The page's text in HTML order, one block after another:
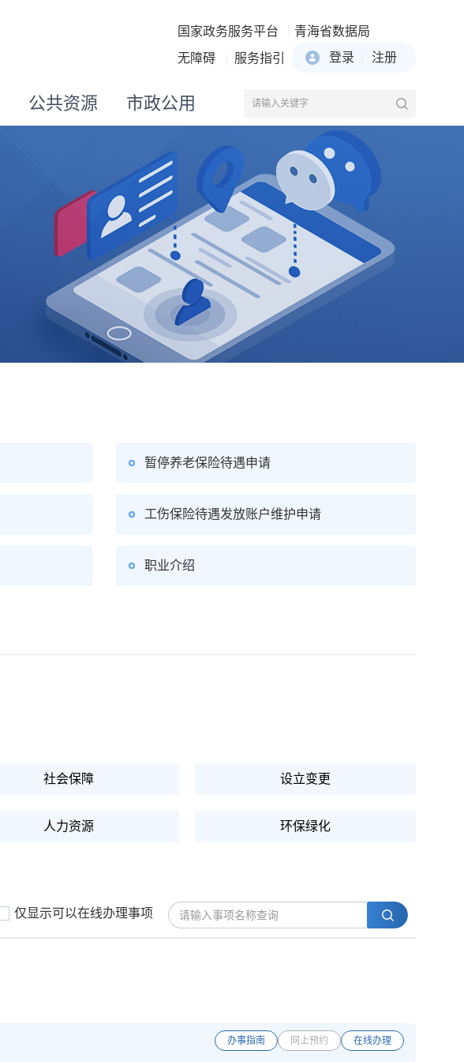
国家政务服务平台
青海省数据局
无障碍
服务指引 登录 注册
公共资源 市政公用
暂停养老保险待遇申请
工伤保险待遇发放账户维护申请
职业介绍
社会保障 设立变更
人力资源 环保绿化
税收财务
仅显示可以在线办理事项
办事指南 网上预约 在线办理